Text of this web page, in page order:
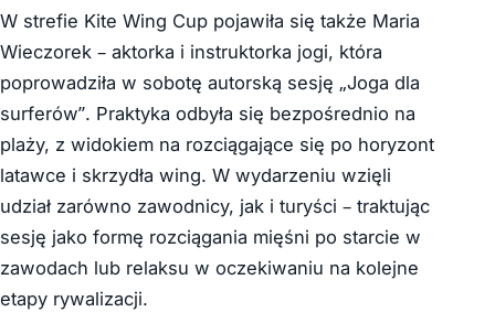
W strefie Kite Wing Cup pojawiła się także Maria
Wieczorek – aktorka i instruktorka jogi, która
poprowadziła w sobotę autorską sesję „Joga dla
surferów”. Praktyka odbyła się bezpośrednio na
plaży, z widokiem na rozciągające się po horyzont
latawce i skrzydła wing. W wydarzeniu wzięli
udział zarówno zawodnicy, jak i turyści – traktując
sesję jako formę rozciągania mięśni po starcie w
zawodach lub relaksu w oczekiwaniu na kolejne
etapy rywalizacji.